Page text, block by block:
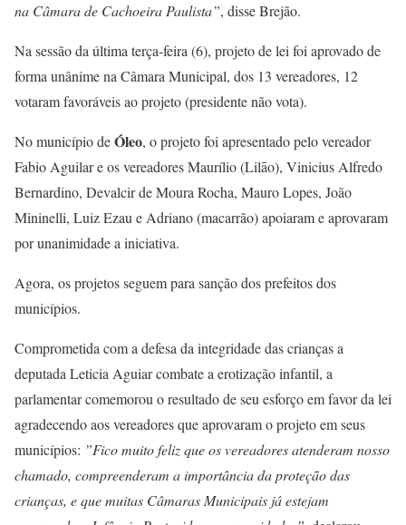
na Câmara de Cachoeira Paulista”, disse Brejão.
Na sessão da última terça-feira (6), projeto de lei foi aprovado de
forma unânime na Câmara Municipal, dos 13 vereadores, 12
votaram favoráveis ao projeto (presidente não vota).
No município deÓleo, o projeto foi apresentado pelo vereador
Fabio Aguilar e os vereadores Maurílio (Lilāo), Vinicius Alfredo
Bernardino, Devalcir de Moura Rocha, Mauro Lopes, João
Mininelli, Luiz Ezau e Adriano (macarrão) apoiaram e aprovaram
por unanimidade a iniciativa.
Agora, os projetos seguem para sanção dos prefeitos dos
municípios.
Comprometida com a defesa da integridade das crianças a
deputada Leticia Aguiar combate a erotização infantil, a
parlamentar comemorou o resultado de seu esforço em favor da lei
agradecendo aos vereadores que aprovaram o projeto em seus
municípios: ”Fico muito feliz que os vereadores atenderam nosso
chamado, compreenderam a importância da proteção das
crianças, e que muitas Câmaras Municipais já estejam